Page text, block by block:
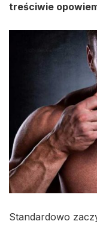
treściwie
Standardowo